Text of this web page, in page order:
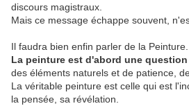
discours magistraux.
Mais ce message échappe souvent,
Il faudra bien enfin parler de la Peinture.
La peinture est d'abord une question
des éléments naturels et de patience,
La véritable peinture est celle qui est
la pensée, sa révélation.